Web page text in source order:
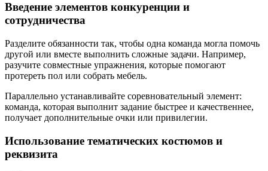
Введение элементов конкуренции и
сотрудничества
Разделите обязанности так, чтобы одна команда могла помочь
другой или вместе выполнить сложные задачи. Например,
разучите совместные упражнения, которые помогают
протереть пол или собрать мебель.
Параллельно устанавливайте соревновательный элемент:
команда, которая выполнит задание быстрее и качественнее,
получает дополнительные очки или привилегии.
Использование тематических костюмов и
реквизита